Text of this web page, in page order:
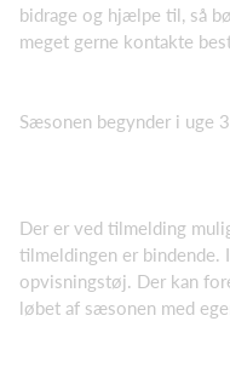
bidrage og hjælpe til, så
meget gerne kontakte
Sæsonen begynder i uge
Der er ved tilmelding
tilmeldingen er bindende.
opvisningstøj. Der kan
løbet af sæsonen med